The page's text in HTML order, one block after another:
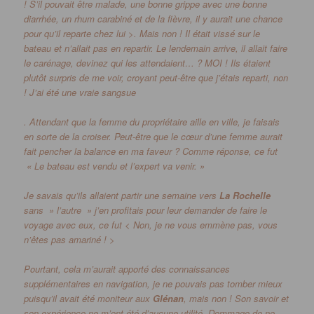
! S’il pouvait être malade, une bonne grippe avec une bonne
diarrhée, un rhum carabiné et de la fièvre, il y aurait une chance
pour qu’il reparte chez lui >. Mais non ! Il était vissé sur le
bateau et n’allait pas en repartir. Le lendemain arrive, il allait faire
le carénage, devinez qui les attendaient… ? MOI ! Ils étaient
plutôt surpris de me voir, croyant peut-être que j’étais reparti, non
! J’ai été une vraie sangsue
. Attendant que la femme du propriétaire aille en ville, je faisais
en sorte de la croiser. Peut-être que le cœur d’une femme aurait
fait pencher la balance en ma faveur ? Comme réponse, ce fut
« Le bateau est vendu et l’expert va venir. »
Je savais qu’ils allaient partir une semaine versLa Rochelle
sans » l’autre » j’en profitais pour leur demander de faire le
voyage avec eux, ce fut < Non, je ne vous emmène pas, vous
n’êtes pas amariné ! >
Pourtant, cela m’aurait apporté des connaissances
supplémentaires en navigation, je ne pouvais pas tomber mieux
puisqu’il avait été moniteur aux Glénan, mais non ! Son savoir et